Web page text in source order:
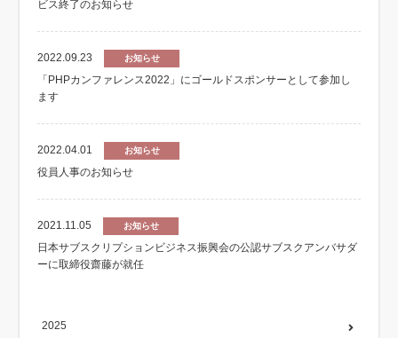
ビス終了のお知らせ
2022.09.23 お知らせ
「PHPカンファレンス2022」にゴールドスポンサーとして参加し
ます
2022.04.01 お知らせ
役員人事のお知らせ
2021.11.05 お知らせ
日本サブスクリプションビジネス振興会の公認サブスクアンバサダ
ーに取締役齋藤が就任
2025